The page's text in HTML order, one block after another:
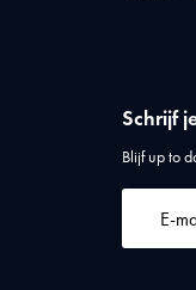
Schrijf
Blijf up to